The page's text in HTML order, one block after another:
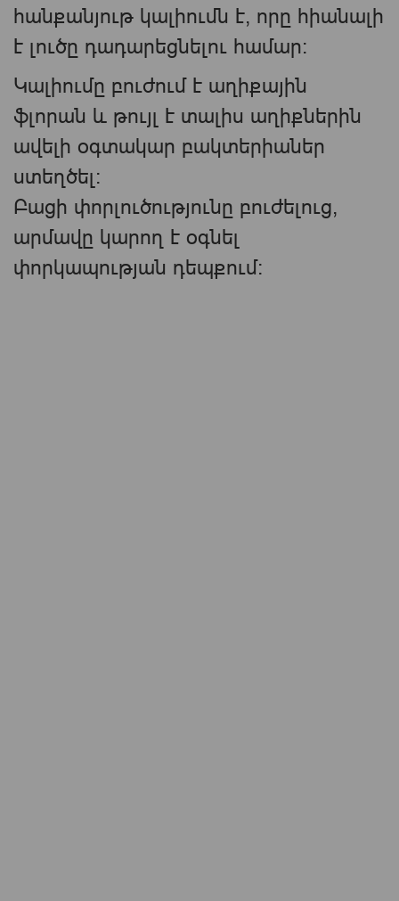
հանքանյութ կալիումն է, որը հիանալի
է լուծը դադարեցնելու համար:
Կալիումը բուժում է աղիքային
ֆլորան և թույլ է տալիս աղիքներին
ավելի օգտակար բակտերիաներ
ստեղծել:
Բացի փորլուծությունը բուժելուց,
արմավը կարող է օգնել
փորկապության դեպքում: